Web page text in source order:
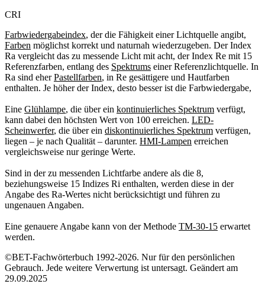
CRI
Farbwiedergabeindex, der die Fähigkeit einer Lichtquelle angibt,
Farben möglichst korrekt und naturnah wiederzugeben. Der Index
Ra vergleicht das zu messende Licht mit acht, der Index Re mit 15
Referenzfarben, entlang des Spektrums einer Referenzlichtquelle. In
Ra sind eherPastellfarben, in Re gesättigere und Hautfarben
enthalten. Je höher der Index, desto besser ist die Farbwiedergabe,
Eine Glühlampe, die über ein kontinuierliches Spektrum verfügt,
kann dabei den höchsten Wert von 100 erreichen. LED-
Scheinwerfer, die über ein diskontinuierliches Spektrum verfügen,
liegen – je nach Qualität – darunter. HMI-Lampen erreichen
vergleichsweise nur geringe Werte.
Sind in der zu messenden Lichtfarbe andere als die 8,
beziehungsweise 15 Indizes Ri enthalten, werden diese in der
Angabe des Ra-Wertes nicht berücksichtigt und führen zu
ungenauen Angaben.
Eine genauere Angabe kann von der Methode TM-30-15 erwartet
werden.
©BET-Fachwörterbuch 1992-2026. Nur für den persönlichen
Gebrauch. Jede weitere Verwertung ist untersagt. Geändert am
29.09.2025